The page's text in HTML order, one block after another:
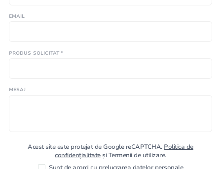
EMAIL
PRODUS SOLICITAT *
MESAJ
Acest site este protejat de Google reCAPTCHA. Politica de
confidențialitateși Termenii de utilizare.